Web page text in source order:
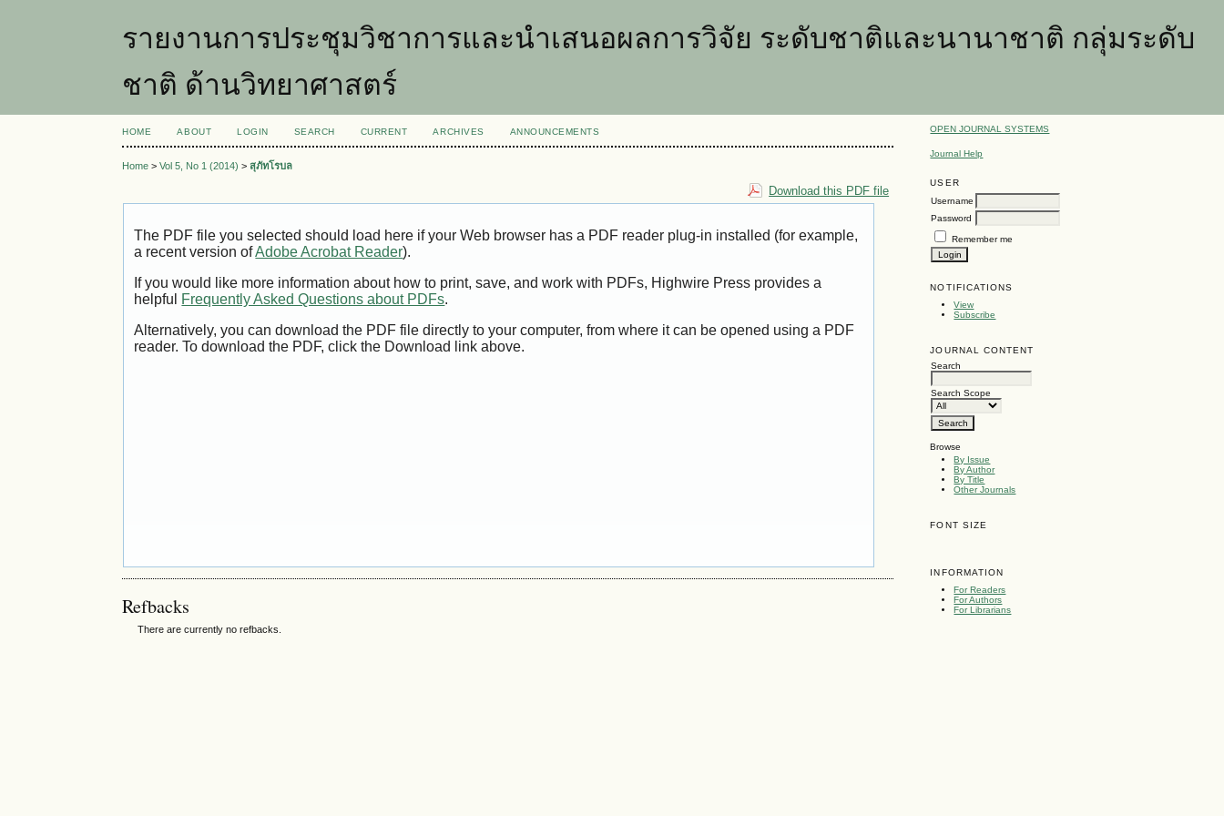
รายงานการประชุมวิชาการและนำเสนอผลการวิจัย ระดับชาติและนานาชาติ กลุ่มระดับ
ชาติ ด้านวิทยาศาสตร์
OPEN JOURNAL SYSTEMS
Journal Help
USER
Username
Password
Remember me
NOTIFICATIONS
View
Subscribe
JOURNAL CONTENT
Search
Search Scope
Browse
By Issue
By Author
By Title
Other Journals
FONT SIZE
INFORMATION
For Readers
For Authors
For Librarians
HOME ABOUT LOGIN SEARCH CURRENT ARCHIVES ANNOUNCEMENTS
Home >Vol 5, No 1 (2014) > สุภัทโรบล
Download this PDF file
The PDF file you selected should load here if your Web browser has a PDF reader plug-in installed (for example,
a recent version ofAdobe Acrobat Reader).
If you would like more information about how to print, save, and work with PDFs, Highwire Press provides a
helpful Frequently Asked Questions about PDFs.
Alternatively, you can download the PDF file directly to your computer, from where it can be opened using a PDF
reader. To download the PDF, click the Download link above.
Refbacks
There are currently no refbacks.